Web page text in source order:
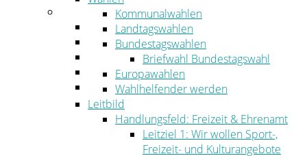
Bauen und Planen
Abfall
Umwelt
Ordnung
Kommunalwahlen
Landtagswahlen
Bundestagswahlen
Briefwahl Bundestagswahl
Europawahlen
Wahlhelfender werden
Leitbild
Handlungsfeld: Freizeit & Ehrenamt
Leitziel 1: Wir wollen Sport-,
Freizeit- und Kulturangebote